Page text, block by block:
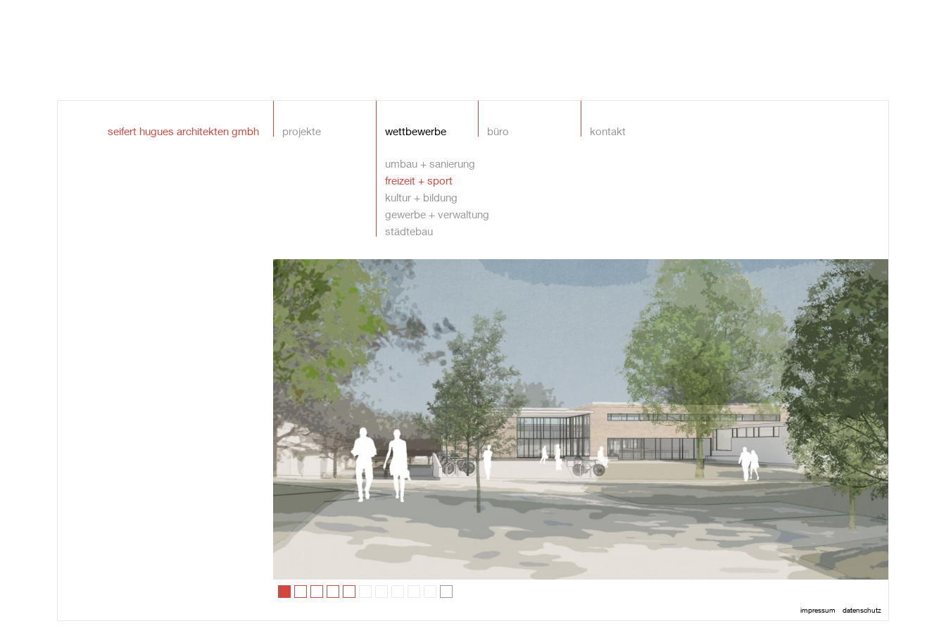
impressum datenschutz
seifert hugues architekten gmbh projekte wettbewerbe
umbau + sanierung
freizeit + sport
kultur + bildung
gewerbe + verwaltung
städtebau
büro kontakt
neubau einer schwimmhalle im
„rieser sportpark“